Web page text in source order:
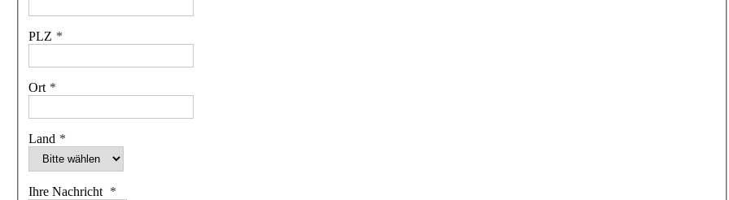
PLZ
Ort
Land
Ihre Nachricht